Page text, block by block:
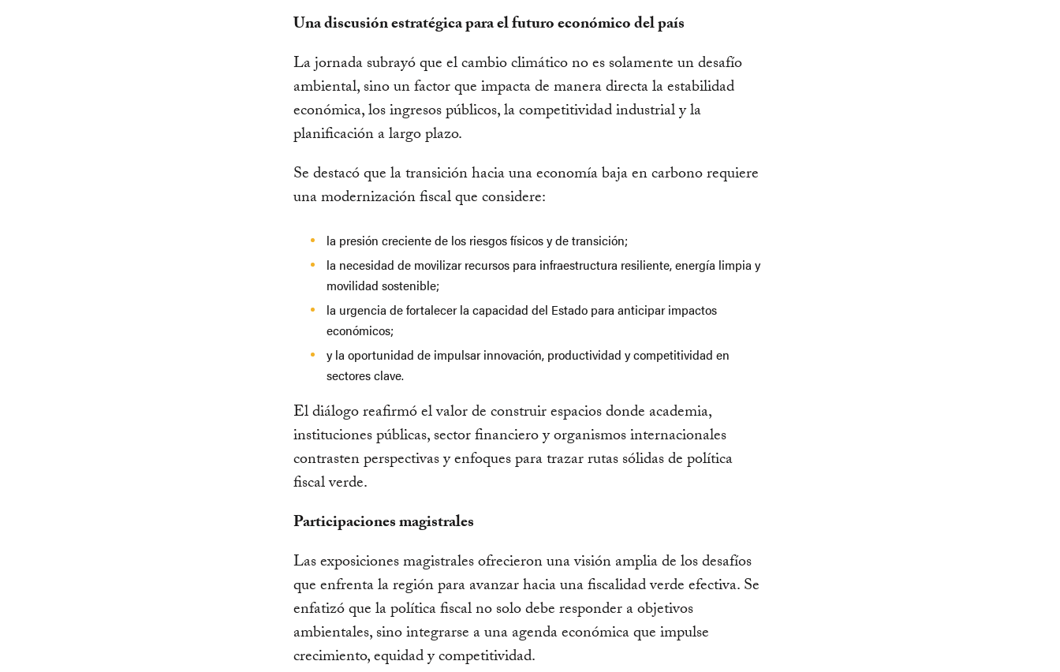
Una discusión estratégica para el futuro económico del país
La jornada subrayó que el cambio climático no es solamente un desafío
ambiental, sino un factor que impacta de manera directa la estabilidad
económica, los ingresos públicos, la competitividad industrial y la
planificación a largo plazo.
Se destacó que la transición hacia una economía baja en carbono requiere
una modernización fiscal que considere:
la presión creciente de los riesgos físicos y de transición;
la necesidad de movilizar recursos para infraestructura resiliente, energía limpia y
movilidad sostenible;
la urgencia de fortalecer la capacidad del Estado para anticipar impactos
económicos;
y la oportunidad de impulsar innovación, productividad y competitividad en
sectores clave.
El diálogo reafirmó el valor de construir espacios donde academia,
instituciones públicas, sector financiero y organismos internacionales
contrasten perspectivas y enfoques para trazar rutas sólidas de política
fiscal verde.
Participaciones magistrales
Las exposiciones magistrales ofrecieron una visión amplia de los desafíos
que enfrenta la región para avanzar hacia una fiscalidad verde efectiva. Se
enfatizó que la política fiscal no solo debe responder a objetivos
ambientales, sino integrarse a una agenda económica que impulse
crecimiento, equidad y competitividad.